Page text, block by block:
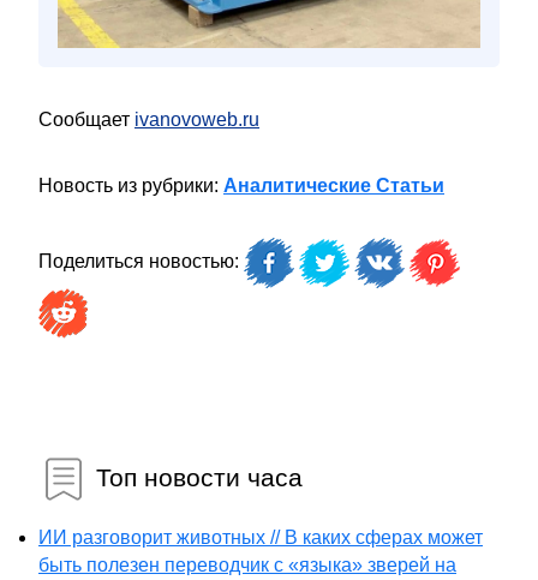
Сообщает ivanovoweb.ru
Новость из рубрики: Аналитические Статьи
Поделиться новостью:
Топ новости часа
ИИ разговорит животных // В каких сферах может
быть полезен переводчик с «языка» зверей на